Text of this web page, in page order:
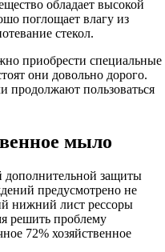
обладает высокой
поглощает влагу из
стекол.
приобрести специальные
они довольно дорого.
продолжают пользоваться
мыло
дополнительной защиты
предусмотрено не
нижний лист рессоры
решить проблему
72% хозяйственное